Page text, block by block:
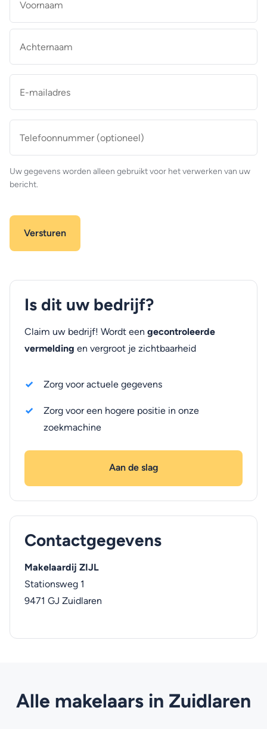
mailadres *
(optioneel)
Uw gegevens worden alleen gebruikt voor het verwerken van uw
bericht.
Is dit uw bedrijf?
Claim uw bedrijf! Wordt een gecontroleerde
vermelding en vergroot je zichtbaarheid
Zorg voor actuele gegevens
Zorg voor een hogere positie in onze
zoekmachine
Aan de slag
Contactgegevens
Makelaardij ZIJL
Stationsweg 1
9471 GJ Zuidlaren
Alle makelaars in Zuidlaren